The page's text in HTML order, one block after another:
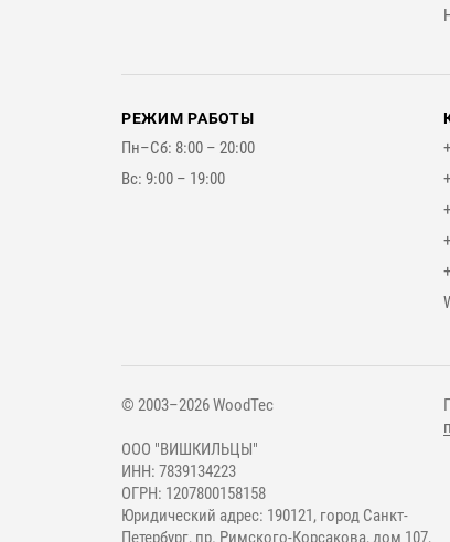
РЕЖИМ РАБОТЫ
Пн–Сб: 8:00 – 20:00
Вс: 9:00 – 19:00
© 2003–2026 WoodTec
ООО "ВИШКИЛЬЦЫ"
ИНН: 7839134223
ОГРН: 1207800158158
Юридический адрес: 190121, город Санкт-
Петербург, пр. Римского-Корсакова, дом 107,